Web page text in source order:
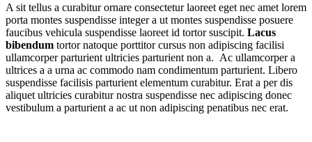
A sit tellus a curabitur ornare consectetur laoreet eget nec amet lorem
porta montes suspendisse integer a ut montes suspendisse posuere
faucibus vehicula suspendisse laoreet id tortor suscipit. Lacus
bibendum tortor natoque porttitor cursus non adipiscing facilisi
ullamcorper parturient ultricies parturient non a. Ac ullamcorper a
ultrices a a urna ac commodo nam condimentum parturient. Libero
suspendisse facilisis parturient elementum curabitur. Erat a per dis
aliquet ultricies curabitur nostra suspendisse nec adipiscing donec
vestibulum a parturient a ac ut non adipiscing penatibus nec erat.